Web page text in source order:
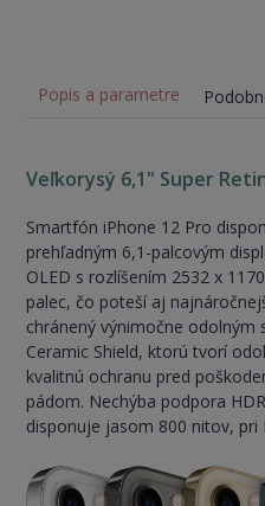
Popis a parametre
Veľkorysý 6,1" Super
Smartfón iPhone 12 Pro
prehľadným 6,1-palcovým
OLED s rozlíšením 2532 x
palec, čo poteší aj
chránený výnimočne odolným
Ceramic Shield, ktorú tvorí
kvalitnú ochranu pred
pádom. Nechýba podpora
disponuje jasom 800 nitov, pri